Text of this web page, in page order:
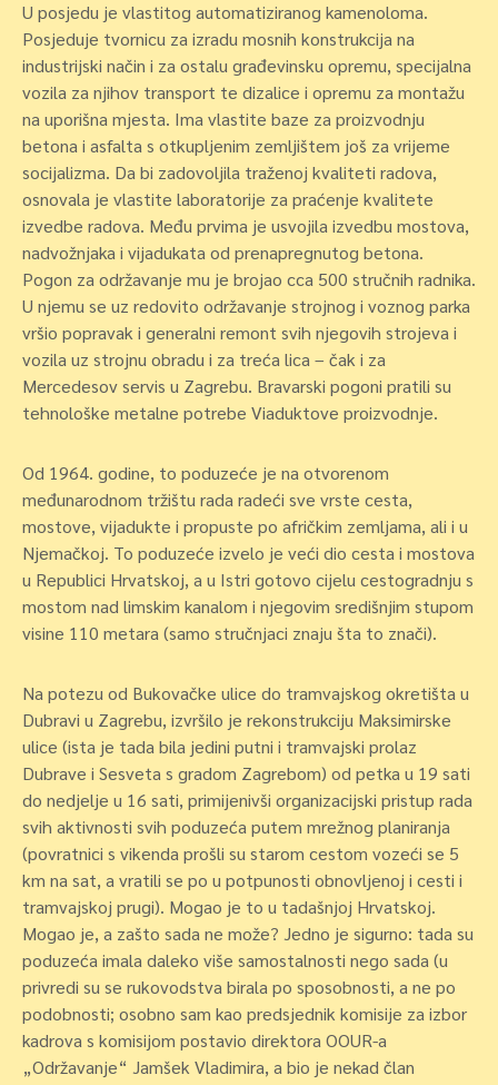
U posjedu je vlastitog automatiziranog kamenoloma.
Posjeduje tvornicu za izradu mosnih konstrukcija na
industrijski način i za ostalu građevinsku opremu, specijalna
vozila za njihov transport te dizalice i opremu za montažu
na uporišna mjesta. Ima vlastite baze za proizvodnju
betona i asfalta s otkupljenim zemljištem još za vrijeme
socijalizma. Da bi zadovoljila traženoj kvaliteti radova,
osnovala je vlastite laboratorije za praćenje kvalitete
izvedbe radova. Među prvima je usvojila izvedbu mostova,
nadvožnjaka i vijadukata od prenapregnutog betona.
Pogon za održavanje mu je brojao cca 500 stručnih radnika.
U njemu se uz redovito održavanje strojnog i voznog parka
vršio popravak i generalni remont svih njegovih strojeva i
vozila uz strojnu obradu i za treća lica – čak i za
Mercedesov servis u Zagrebu. Bravarski pogoni pratili su
tehnološke metalne potrebe Viaduktove proizvodnje.
Od 1964. godine, to poduzeće je na otvorenom
međunarodnom tržištu rada radeći sve vrste cesta,
mostove, vijadukte i propuste po afričkim zemljama, ali i u
Njemačkoj. To poduzeće izvelo je veći dio cesta i mostova
u Republici Hrvatskoj, a u Istri gotovo cijelu cestogradnju s
mostom nad limskim kanalom i njegovim središnjim stupom
visine 110 metara (samo stručnjaci znaju šta to znači).
Na potezu od Bukovačke ulice do tramvajskog okretišta u
Dubravi u Zagrebu, izvršilo je rekonstrukciju Maksimirske
ulice (ista je tada bila jedini putni i tramvajski prolaz
Dubrave i Sesveta s gradom Zagrebom) od petka u 19 sati
do nedjelje u 16 sati, primijenivši organizacijski pristup rada
svih aktivnosti svih poduzeća putem mrežnog planiranja
(povratnici s vikenda prošli su starom cestom vozeći se 5
km na sat, a vratili se po u potpunosti obnovljenoj i cesti i
tramvajskoj prugi). Mogao je to u tadašnjoj Hrvatskoj.
Mogao je, a zašto sada ne može? Jedno je sigurno: tada su
poduzeća imala daleko više samostalnosti nego sada (u
privredi su se rukovodstva birala po sposobnosti, a ne po
podobnosti; osobno sam kao predsjednik komisije za izbor
kadrova s komisijom postavio direktora OOUR-a
„Održavanje“ Jamšek Vladimira, a bio je nekad član